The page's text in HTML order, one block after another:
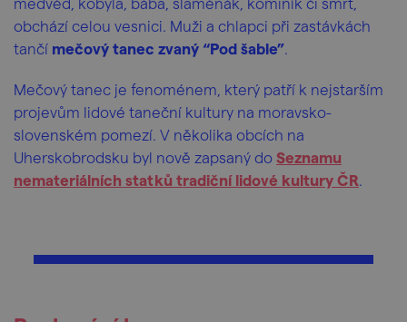
obchází celou vesnici. Muži a chlapci při zastávkách
tančí mečový tanec zvaný “Pod šable”.
Mečový tanec je fenoménem, který patří k nejstarším
projevům lidové taneční kultury na moravsko-
slovenském pomezí. V několika obcích na
Uherskobrodsku byl nově zapsaný do Seznamu
nemateriálních statků tradiční lidové kultury ČR.